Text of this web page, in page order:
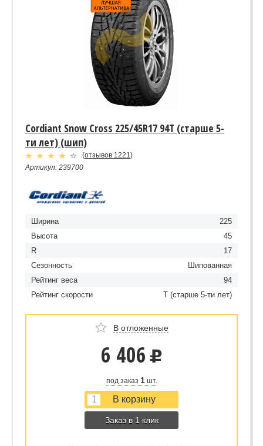
Cordiant Snow Cross 225/45R17 94T (старше 5-
ти лет) (шип)
(отзывов 1221 )
Артикул: 239700
Ширина
225
Высота
45
R
17
Сезонность
Шипованная
Рейтинг веса
94
Рейтинг скорости
T (старше 5-ти лет)
В отложенные
6 406 u
под заказ 1шт.
Заказ в 1 клик